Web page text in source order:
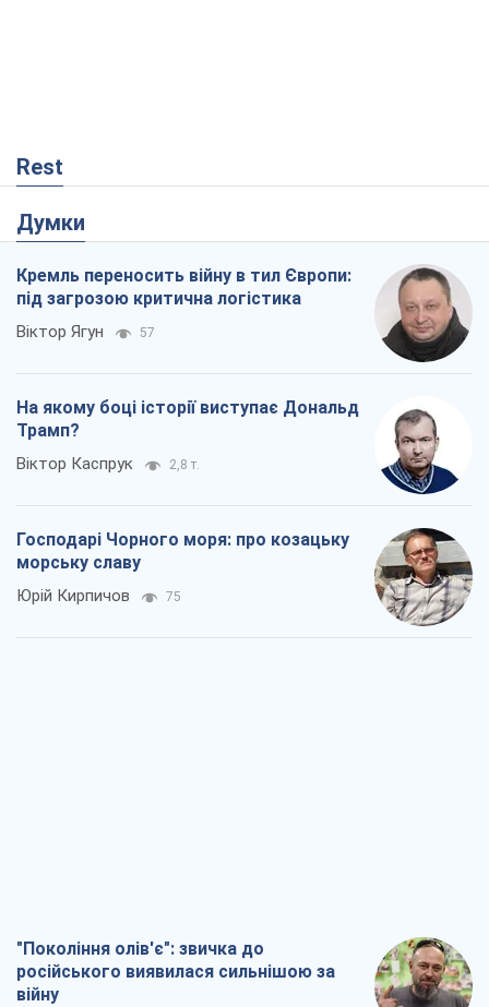
Rest
Думки
Кремль переносить війну в тил Європи:
під загрозою критична логістика
Віктор Ягун 57
На якому боці історії виступає Дональд
Трамп?
Віктор Каспрук 2,8 т.
Господарі Чорного моря: про козацьку
морську славу
Юрій Кирпичов 75
"Покоління олів'є": звичка до
російського виявилася сильнішою за
війну